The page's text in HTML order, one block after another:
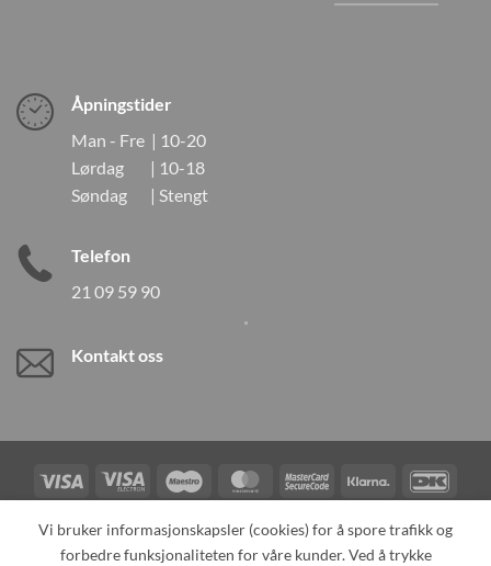
Åpningstider
Man - Fre | 10-20
Lørdag | 10-18
Søndag | Stengt
Telefon
21 09 59 90
Kontakt oss
Visa
Visa
Electron
Maestro MasterCardMasterCard
2
Klarna
Card
TILBAKEKALLINGER KONTAKT OSS OM OSS
Vi bruker informasjonskapsler (cookies) for å spore trafikk og
forbedre funksjonaliteten for våre kunder. Ved å trykke